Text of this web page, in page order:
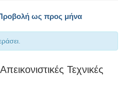
ως προς μήνα
Τεχνικές